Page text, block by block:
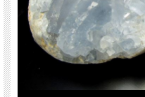
※まとめての撮影なので選べません
す。
※梱包には万全を期しますが、商品
す。ご了承下さい。
天然石ですので多少の傷、クラッ
最後にあなたに幸福が訪れますよう